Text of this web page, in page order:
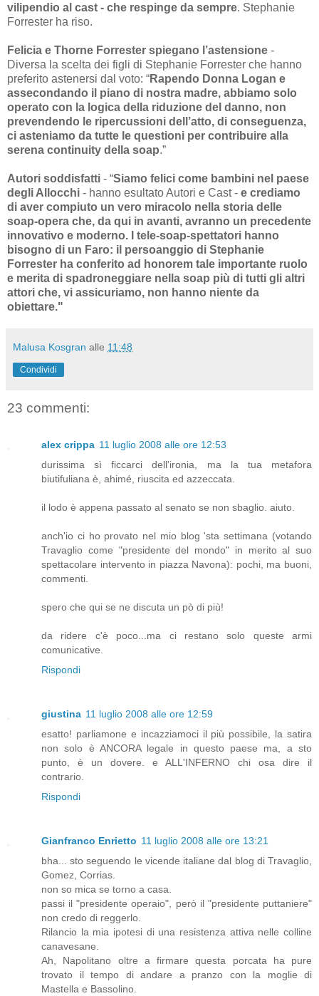
vilipendio al cast - che respinge da sempre. Stephanie
Forrester ha riso.
Felicia e Thorne Forrester spiegano l’astensione -
Diversa la scelta dei figli di Stephanie Forrester che hanno
preferito astenersi dal voto: “Rapendo Donna Logan e
assecondando il piano di nostra madre, abbiamo solo
operato con la logica della riduzione del danno, non
prevendendo le ripercussioni dell’atto, di conseguenza,
ci asteniamo da tutte le questioni per contribuire alla
serena continuity della soap.”
Autori soddisfatti - “Siamo felici come bambini nel paese
degli Allocchi - hanno esultato Autori e Cast - e crediamo
di aver compiuto un vero miracolo nella storia delle
soap-opera che, da qui in avanti, avranno un precedente
innovativo e moderno. I tele-soap-spettatori hanno
bisogno di un Faro: il persoanggio di Stephanie
Forrester ha conferito ad honorem tale importante ruolo
e merita di spadroneggiare nella soap più di tutti gli altri
attori che, vi assicuriamo, non hanno niente da
obiettare."
Malusa Kosgran alle 11:48
Condividi
23 commenti:
alex crippa 11 luglio 2008 alle ore 12:53
durissima sì ficcarci dell'ironia, ma la tua metafora
biutifuliana è, ahimé, riuscita ed azzeccata.
il lodo è appena passato al senato se non sbaglio. aiuto.
anch'io ci ho provato nel mio blog 'sta settimana (votando
Travaglio come "presidente del mondo" in merito al suo
spettacolare intervento in piazza Navona): pochi, ma buoni,
commenti.
spero che qui se ne discuta un pò di più!
da ridere c'è poco...ma ci restano solo queste armi
comunicative.
Rispondi
giustina 11 luglio 2008 alle ore 12:59
esatto! parliamone e incazziamoci il più possibile, la satira
non solo è ANCORA legale in questo paese ma, a sto
punto, è un dovere. e ALL'INFERNO chi osa dire il
contrario.
Rispondi
Gianfranco Enrietto 11 luglio 2008 alle ore 13:21
bha... sto seguendo le vicende italiane dal blog di Travaglio,
Gomez, Corrias.
non so mica se torno a casa.
passi il "presidente operaio", però il "presidente puttaniere"
non credo di reggerlo.
Rilancio la mia ipotesi di una resistenza attiva nelle colline
canavesane.
Ah, Napolitano oltre a firmare questa porcata ha pure
trovato il tempo di andare a pranzo con la moglie di
Mastella e Bassolino.